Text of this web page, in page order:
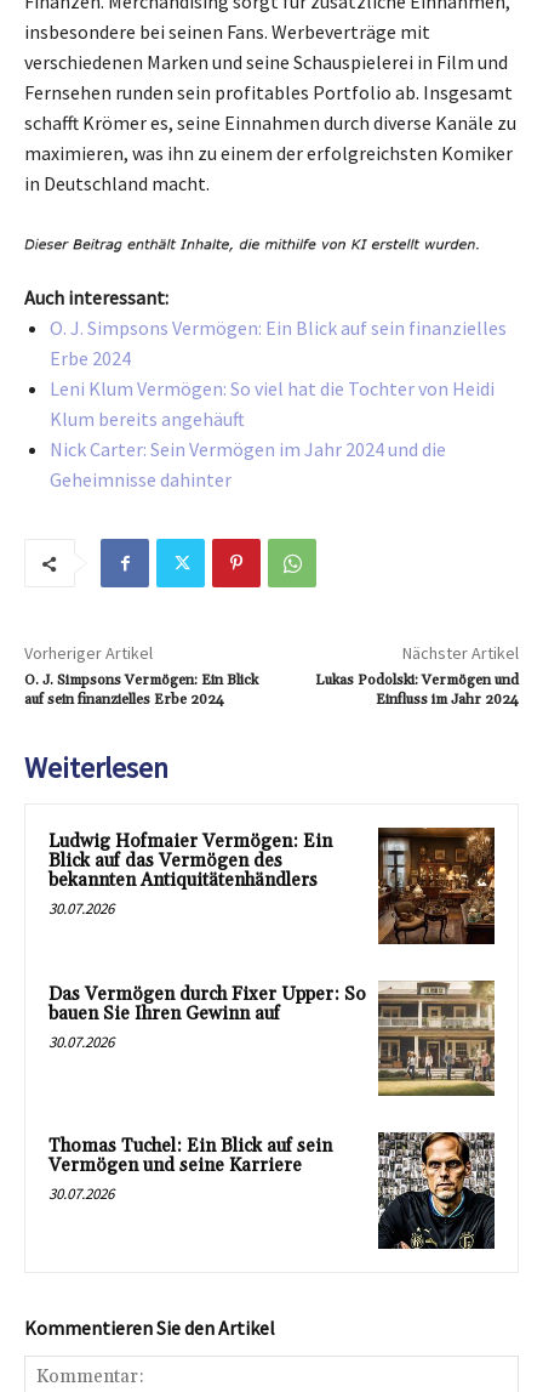
insbesondere bei seinen Fans. Werbeverträge mit
verschiedenen Marken und seine Schauspielerei in Film und
Fernsehen runden sein profitables Portfolio ab. Insgesamt
schafft Krömer es, seine Einnahmen durch diverse Kanäle zu
maximieren, was ihn zu einem der erfolgreichsten Komiker
in Deutschland macht.
Auch interessant:
O. J. Simpsons Vermögen: Ein Blick auf sein finanzielles
Erbe 2024
Leni Klum Vermögen: So viel hat die Tochter von Heidi
Klum bereits angehäuft
Nick Carter: Sein Vermögen im Jahr 2024 und die
Geheimnisse dahinter
Vorheriger Artikel
O. J. Simpsons Vermögen: Ein Blick
auf sein finanzielles Erbe 2024
Nächster Artikel
Lukas Podolski: Vermögen und
Einfluss im Jahr 2024
Weiterlesen
Ludwig Hofmaier Vermögen: Ein
Blick auf das Vermögen des
bekannten Antiquitätenhändlers
30.07.2026
Das Vermögen durch Fixer Upper: So
bauen Sie Ihren Gewinn auf
30.07.2026
Thomas Tuchel: Ein Blick auf sein
Vermögen und seine Karriere
30.07.2026
Kommentieren Sie den Artikel